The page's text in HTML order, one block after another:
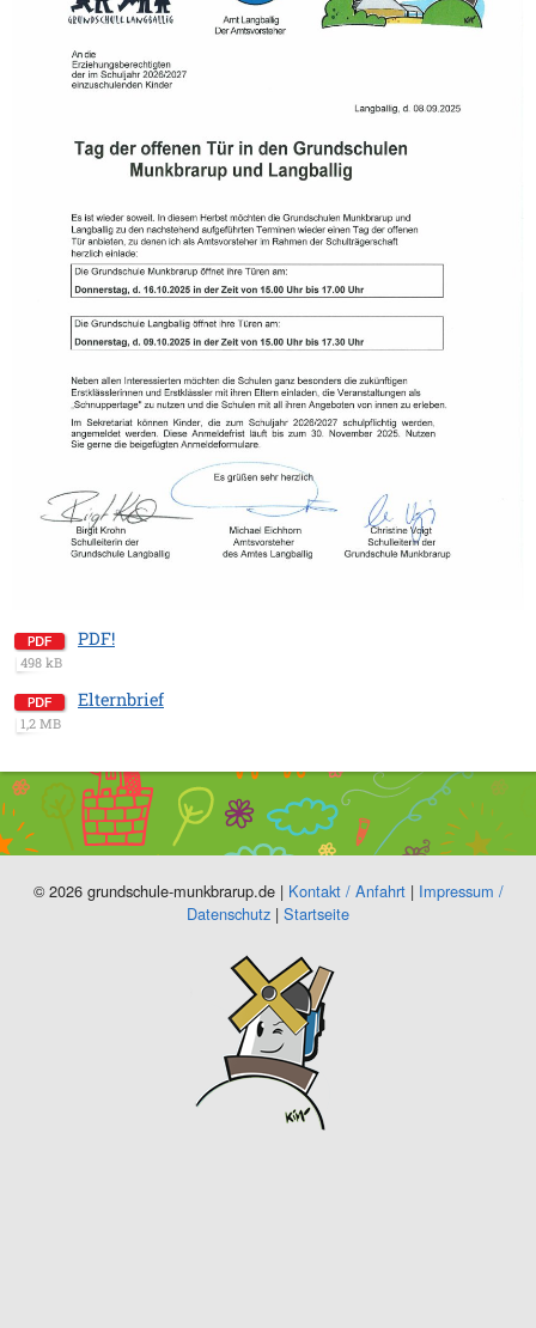
498 kB
PDF!
1,2 MB
Elternbrief
© 2026 grundschule-munkbrarup.de | Kontakt / Anfahrt| Impressum /
Datenschutz | Startseite